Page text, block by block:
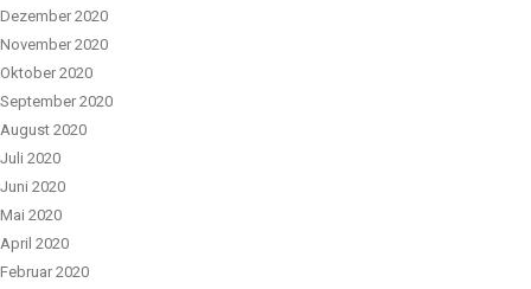
Dezember 2020
November 2020
Oktober 2020
September 2020
August 2020
Juli 2020
Juni 2020
Mai 2020
April 2020
Februar 2020